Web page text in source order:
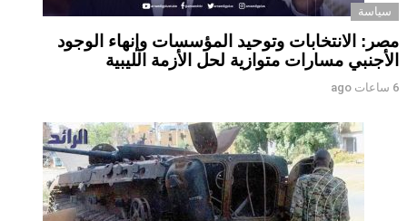
سياسة
مصر: الانتخابات وتوحيد المؤسسات وإنهاء الوجود
الأجنبي مسارات متوازية لحل الأزمة الليبية
6 ساعات ago